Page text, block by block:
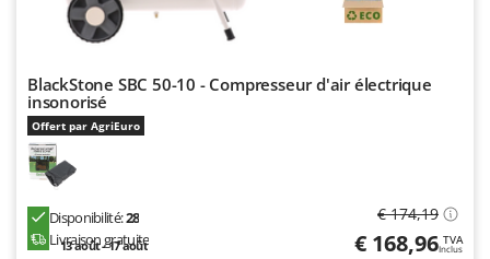
Worx
Yard Force
Z
Zanon
Zephir
Zodiac
BlackStone SBC 50-10 - Compresseur d'air électrique
insonorisé
Offert par AgriEuro
Disponibilité:28
Livraison gratuite
13 août - 17 août
€ 174,19
€ 168,96 TVA
Inclus